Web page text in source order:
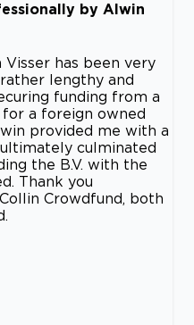
by Alwin
has been very
lengthy and
funding from a
a foreign owned
provided me with a
culminated
the B.V. with the
Thank you
Crowdfund, both